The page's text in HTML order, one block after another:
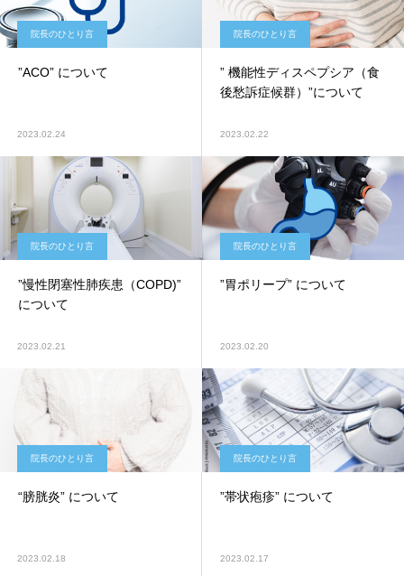
院長のひとり言
”ACO” について
2023.02.24
院長のひとり言
” 機能性ディスペプシア（食
後愁訴症候群）”について
2023.02.22
院長のひとり言
”慢性閉塞性肺疾患（COPD)”
について
2023.02.21
院長のひとり言
”胃ポリープ” について
2023.02.20
院長のひとり言
“膀胱炎” について
2023.02.18
院長のひとり言
”帯状疱疹” について
2023.02.17